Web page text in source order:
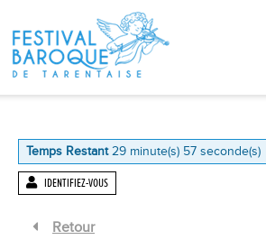
Aller au contenu
IDENTIFIEZ-VOUS
Temps Restant 29 minute(s) 57 seconde(s)
Retour